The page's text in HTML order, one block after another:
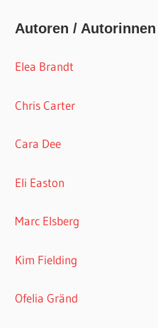
Autoren / Autorinnen
Elea Brandt
Chris Carter
Cara Dee
Eli Easton
Marc Elsberg
Kim Fielding
Ofelia Gränd